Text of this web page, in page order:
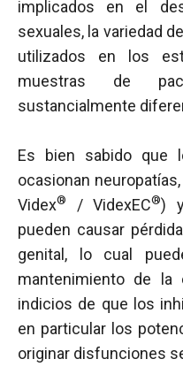
implicados en el
sexuales, la variedad
utilizados en los
muestras de
sustancialmente
Es bien sabido que
ocasionan
Videx® / VidexEC®)
pueden causar
genital, lo cual
mantenimiento de la
indicios de que los
en particular los
originar disfunciones